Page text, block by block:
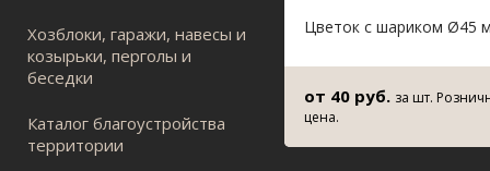
Хозблоки, гаражи, навесы и
козырьки, перголы и
беседки
Каталог благоустройства
территории
Цветок с шариком Ø45
от 40 руб. за шт.
цена.